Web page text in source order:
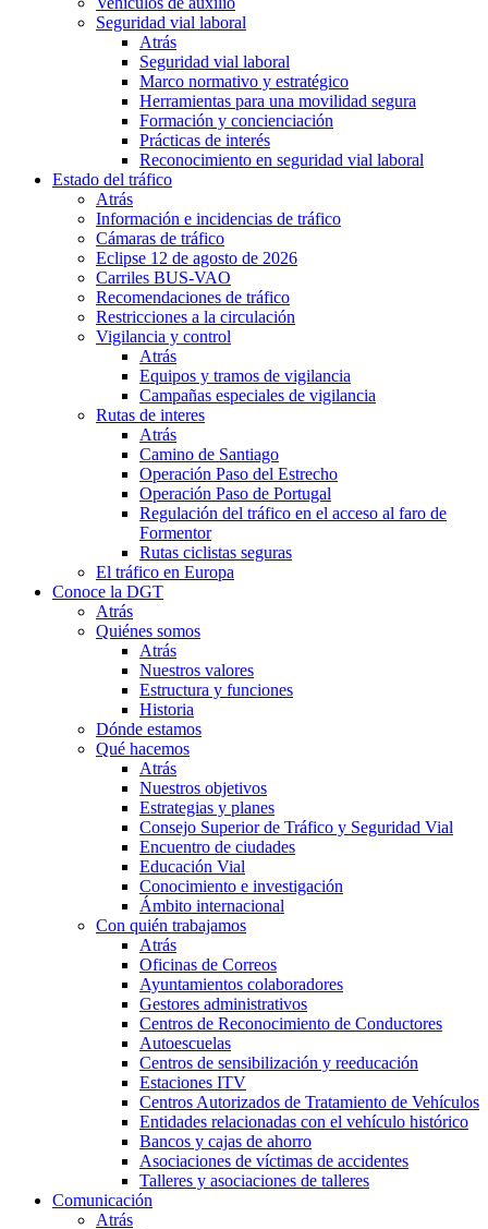
Seguridad vial laboral
Atrás
Seguridad vial laboral
Marco normativo y estratégico
Herramientas para una movilidad segura
Formación y concienciación
Prácticas de interés
Reconocimiento en seguridad vial laboral
Estado del tráfico
Atrás
Información e incidencias de tráfico
Cámaras de tráfico
Eclipse 12 de agosto de 2026
Carriles BUS-VAO
Recomendaciones de tráfico
Restricciones a la circulación
Vigilancia y control
Atrás
Equipos y tramos de vigilancia
Campañas especiales de vigilancia
Rutas de interes
Atrás
Camino de Santiago
Operación Paso del Estrecho
Operación Paso de Portugal
Regulación del tráfico en el acceso al faro de
Formentor
Rutas ciclistas seguras
El tráfico en Europa
Conoce la DGT
Atrás
Quiénes somos
Atrás
Nuestros valores
Estructura y funciones
Historia
Dónde estamos
Qué hacemos
Atrás
Nuestros objetivos
Estrategias y planes
Consejo Superior de Tráfico y Seguridad Vial
Encuentro de ciudades
Educación Vial
Conocimiento e investigación
Ámbito internacional
Con quién trabajamos
Atrás
Oficinas de Correos
Ayuntamientos colaboradores
Gestores administrativos
Centros de Reconocimiento de Conductores
Autoescuelas
Centros de sensibilización y reeducación
Estaciones ITV
Centros Autorizados de Tratamiento de Vehículos
Entidades relacionadas con el vehículo histórico
Bancos y cajas de ahorro
Asociaciones de víctimas de accidentes
Talleres y asociaciones de talleres
Comunicación
Atrás